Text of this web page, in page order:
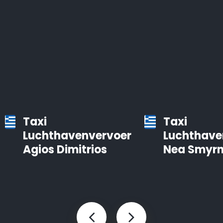
Taxi
Luchthavenvervoer
Agios Dimitrios
Taxi
Nea